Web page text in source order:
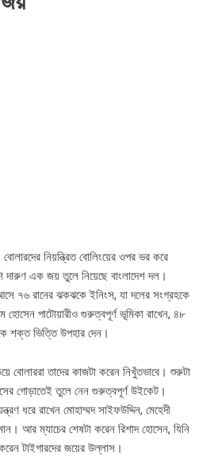
বোলারদের নিয়ন্ত্রিত বোলিংয়ের ওপর ভর করে
দারুণ এক জয় তুলে নিয়েছে বাংলাদেশ দল।
৭৬ রানের ঝকঝকে ইনিংস, যা দলের সংগ্রহকে
হোসেন পাটোয়ারীও গুরুত্বপূর্ণ ভূমিকা রাখেন, ৪৮
শক্ত ভিত্তি উপহার দেন।
বোলাররা তাদের কাজটা করেন নিখুঁতভাবে। শুরুটা
গোড়াতেই তুলে নেন গুরুত্বপূর্ণ উইকেট।
ধরে রাখেন মোহাম্মদ সাইফউদ্দিন, মেহেদী
আর ম্যাচের শেষটা করেন রিশাদ হোসেন, যিনি
টাইগারদের জয়ের উল্লাস।